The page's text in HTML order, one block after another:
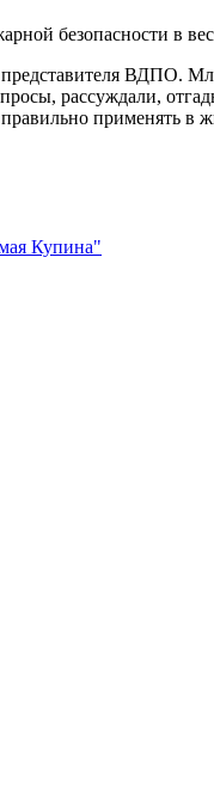
безопасности в
представителя ВДПО.
рассуждали,
применять в
Купина"